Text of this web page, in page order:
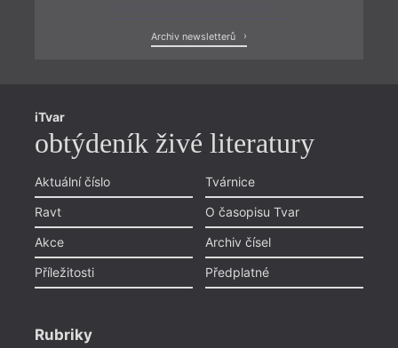
Archiv newsletterů
iTvar
obtýdeník živé literatury
Aktuální číslo
Ravt
Akce
Příležitosti
Tvárnice
O časopisu Tvar
Archiv čísel
Předplatné
Rubriky